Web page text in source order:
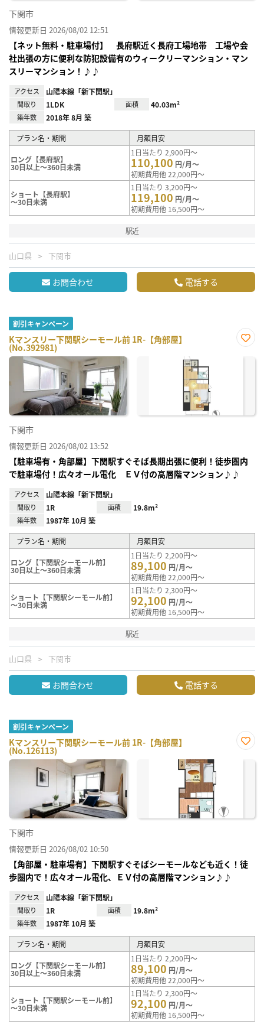
下関市
情報更新日 2026/08/02 12:51
【ネット無料・駐車場付】 長府駅近く長府工場地帯 工場や会
社出張の方に便利な防犯設備有のウィークリーマンション・マン
スリーマンション！♪♪
アクセス 山陽本線「新下関駅」
間取り 1LDK 面積 40.03m²
築年数 2018年 8月 築
プラン名・期間 月額目安
ロング【長府駅】
30日以上～360日未満
1日当たり 2,900円～
110,100 円/月～
初期費用他 22,000円～
ショート【長府駅】
～30日未満
1日当たり 3,200円～
119,100 円/月～
初期費用他 16,500円～
駅近
山口県 下関市
お問合わせ 電話する
割引キャンペーン
Kマンスリー下関駅シーモール前 1R-【角部屋】
(No.392981)
に入
下関市
情報更新日 2026/08/02 13:52
【駐車場有・角部屋】下関駅すぐそば長期出張に便利！徒歩圏内
で駐車場付！広々オール電化 ＥＶ付の高層階マンション♪♪
アクセス 山陽本線「新下関駅」
間取り 1R 面積 19.8m²
築年数 1987年 10月 築
プラン名・期間 月額目安
ロング【下関駅シーモール前】
30日以上～360日未満
1日当たり 2,200円～
89,100 円/月～
初期費用他 22,000円～
ショート【下関駅シーモール前】
～30日未満
1日当たり 2,300円～
92,100 円/月～
初期費用他 16,500円～
駅近
山口県 下関市
お問合わせ 電話する
割引キャンペーン
Kマンスリー下関駅シーモール前 1R-【角部屋】
(No.126113)
に入
下関市
情報更新日 2026/08/02 10:50
【角部屋・駐車場有】下関駅すぐそばシーモールなども近く！徒
歩圏内で！広々オール電化、ＥＶ付の高層階マンション♪♪
アクセス 山陽本線「新下関駅」
間取り 1R 面積 19.8m²
築年数 1987年 10月 築
プラン名・期間 月額目安
ロング【下関駅シーモール前】
30日以上～360日未満
1日当たり 2,200円～
89,100 円/月～
初期費用他 22,000円～
ショート【下関駅シーモール前】
～30日未満
1日当たり 2,300円～
92,100 円/月～
初期費用他 16,500円～